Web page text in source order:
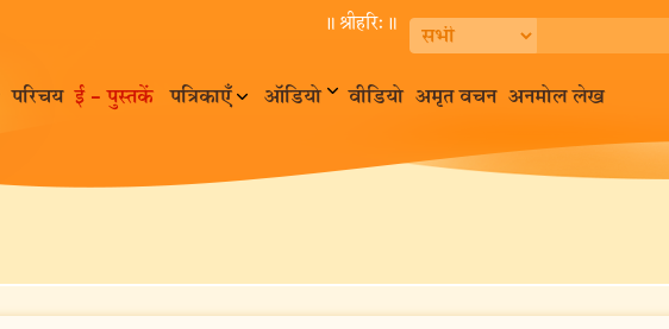
॥ श्रीहरि:॥
परिचय ई – पुस्तकें पत्रिकाएँ ऑडियो वीडियो अमृत वचन अनमोल लेख